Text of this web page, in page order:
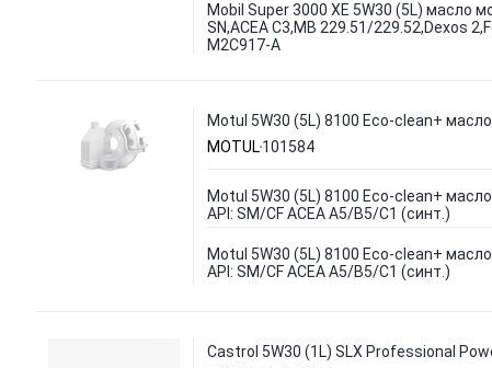
Mobil Super 3000 XE 5W30 (5L) масло
SN,ACEA C3,MB 229.51/229.52,Dexos
M2C917-A
Motul 5W30 (5L) 8100 Eco-clean+
MOTUL101584
Motul 5W30 (5L) 8100 Eco-clean+
API: SM/CF ACEA A5/B5/C1 (синт.)
Motul 5W30 (5L) 8100 Eco-clean+
API: SM/CF ACEA A5/B5/C1 (синт.)
Castrol 5W30 (1L) SLX Professional